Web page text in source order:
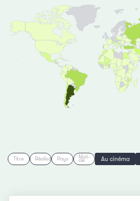
Titre RéalisationPays Mot-
clé Au cinéma